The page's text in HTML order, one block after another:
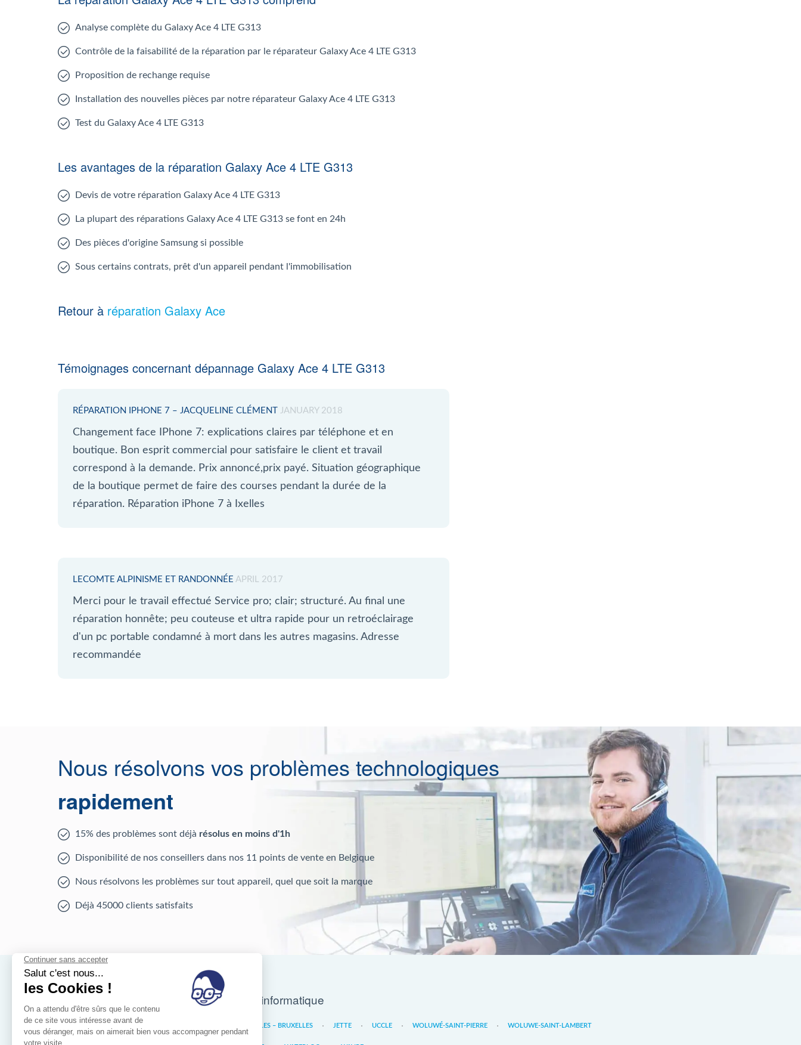
Analyse complète du Galaxy Ace 4 LTE G313
Contrôle de la faisabilité de la réparation par le réparateur Galaxy Ace 4 LTE G313
Proposition de rechange requise
Installation des nouvelles pièces par notre réparateur Galaxy Ace 4 LTE G313
Test du Galaxy Ace 4 LTE G313
Les avantages de la réparation Galaxy Ace 4 LTE G313
Devis de votre réparation Galaxy Ace 4 LTE G313
La plupart des réparations Galaxy Ace 4 LTE G313 se font en 24h
Des pièces d'origine Samsung si possible
Sous certains contrats, prêt d'un appareil pendant l'immobilisation
Retour à réparation Galaxy Ace
Témoignages concernant dépannage Galaxy Ace 4 LTE G313
RÉPARATION IPHONE 7 – JACQUELINE CLÉMENT JANUARY 2018
Changement face IPhone 7: explications claires par téléphone et en
boutique. Bon esprit commercial pour satisfaire le client et travail
correspond à la demande. Prix annoncé,prix payé. Situation géographique
de la boutique permet de faire des courses pendant la durée de la
réparation. Réparation iPhone 7 à Ixelles
LECOMTE ALPINISME ET RANDONNÉE APRIL 2017
Merci pour le travail effectué Service pro; clair; structuré. Au final une
réparation honnête; peu couteuse et ultra rapide pour un retroéclairage
d'un pc portable condamné à mort dans les autres magasins. Adresse
recommandée
Nous résolvons vos problèmes technologiques
rapidement
15% des problèmes sont déjà résolus en moins d'1h
Disponibilité de nos conseillers dans nos 11 points de vente en Belgique
Nous résolvons les problèmes sur tout appareil, quel que soit la marque
Déjà 45000 clients satisfaits
Nos magasins d'informatique
IXELLES – BRUXELLES JETTE UCCLE WOLUWÉ-SAINT-PIERRE WOLUWE-SAINT-LAMBERT